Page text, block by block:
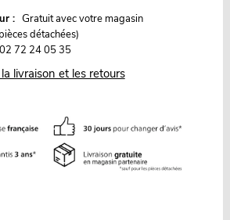
: Gratuit avec votre magasin
détachées)
02 72 24 05 35
livraison et les retours